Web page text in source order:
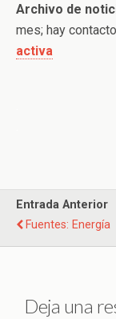
Archivo de
mes; hay
activa
Entrada Anterior
Fuentes: Energía
Deja una